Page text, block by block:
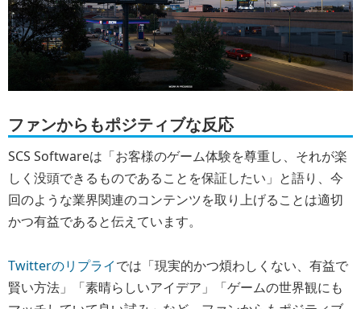
ファンからもポジティブな反応
SCS Softwareは「お客様のゲーム体験を尊重し、それが楽
しく没頭できるものであることを保証したい」と語り、今
回のような業界関連のコンテンツを取り上げることは適切
かつ有益であると伝えています。
Twitterのリプライでは「現実的かつ煩わしくない、有益で
賢い方法」「素晴らしいアイデア」「ゲームの世界観にも